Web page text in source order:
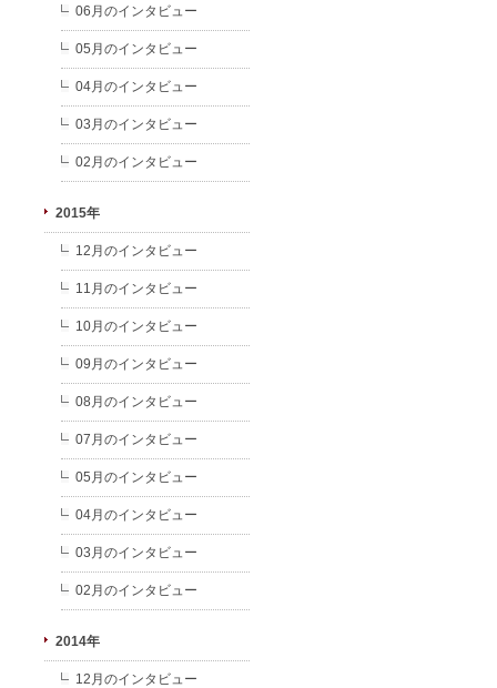
06月のインタビュー
05月のインタビュー
04月のインタビュー
03月のインタビュー
02月のインタビュー
2015年
12月のインタビュー
11月のインタビュー
10月のインタビュー
09月のインタビュー
08月のインタビュー
07月のインタビュー
05月のインタビュー
04月のインタビュー
03月のインタビュー
02月のインタビュー
2014年
12月のインタビュー